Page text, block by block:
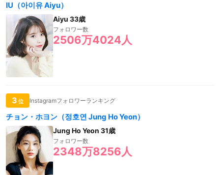
IU（아이유 Aiyu）
Aiyu 33歳
フォロワー数
2506万4024人
3 位 Instagramフォロワーランキング
チョン・ホヨン（정호연 Jung Ho Yeon）
Jung Ho Yeon 31歳
フォロワー数
2348万8256人